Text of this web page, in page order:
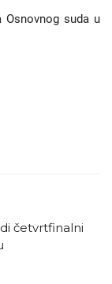
Osnovnog suda u
četvrtfinalni